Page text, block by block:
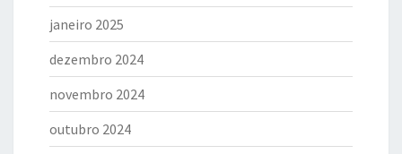
janeiro 2025
dezembro 2024
novembro 2024
outubro 2024